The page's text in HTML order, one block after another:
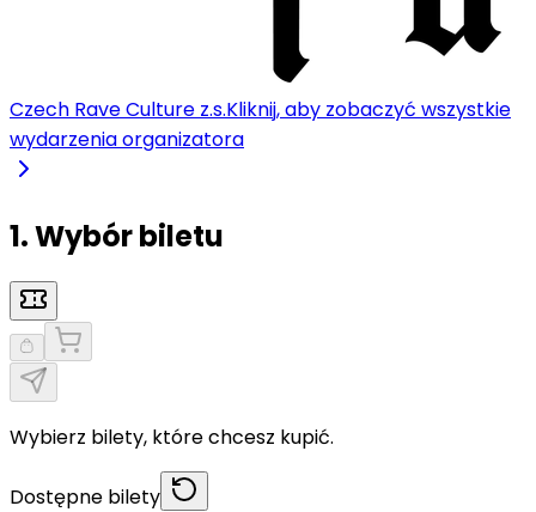
Czech Rave Culture z.s.Kliknij, aby zobaczyć wszystkie
wydarzenia organizatora
1. Wybór biletu
Wybierz bilety, które chcesz kupić.
Dostępne bilety